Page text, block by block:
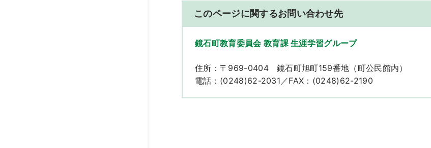
このページに関するお問い合わせ先
鏡石町教育委員会 教育課 生涯学習グループ
住所：〒969-0404 鏡石町旭町159番地（町公民館内）
電話：(0248)62-2031／FAX：(0248)62-2190